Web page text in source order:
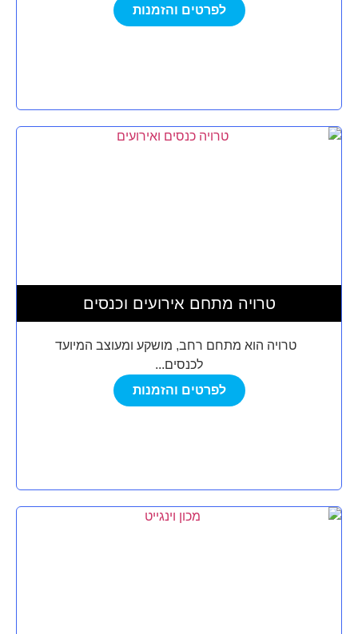
לפרטים והזמנות
טרויה מתחם אירועים וכנסים
טרויה הוא מתחם רחב, מושקע ומעוצב המיועד
לכנסים...
לפרטים והזמנות